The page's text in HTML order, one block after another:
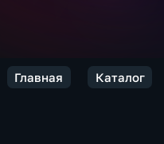
Главная Каталог